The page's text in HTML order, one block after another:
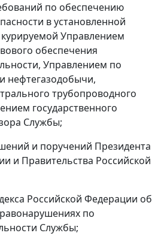
по обеспечению
в установленной
Управлением
обеспечения
Управлением по
нефтегазодобычи,
трубопроводного
государственного
Службы;
и поручений Президента
и Правительства Российской
Российской Федерации об
по
Службы;